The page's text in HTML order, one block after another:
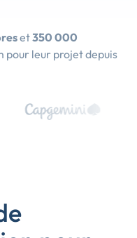
et350 000
pour leur projet depuis